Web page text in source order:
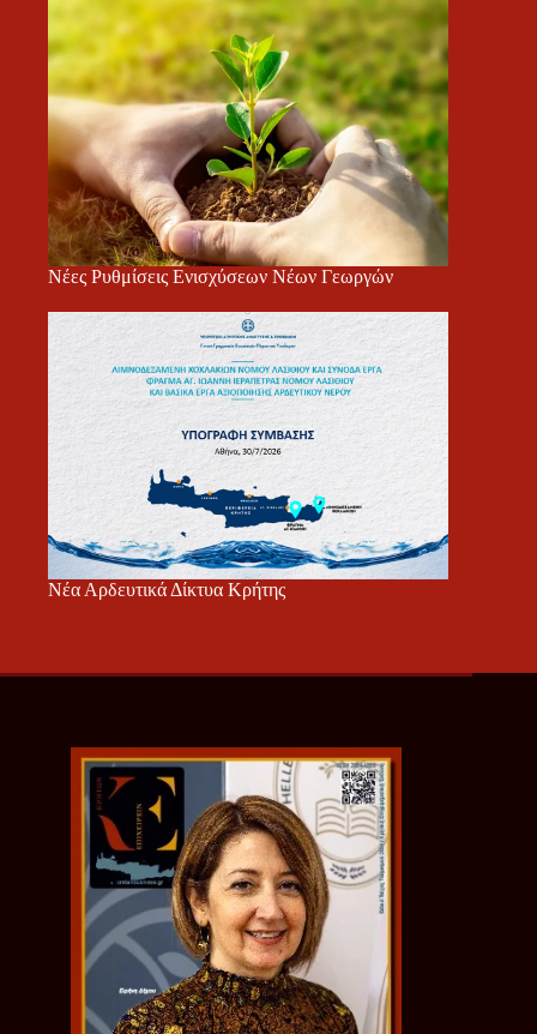
Νέες Ρυθμίσεις Ενισχύσεων Νέων Γεωργών
Νέα Αρδευτικά Δίκτυα Κρήτης